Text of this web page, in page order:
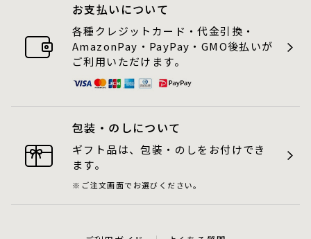
お支払いについて
各種クレジットカード・代金引換・
AmazonPay・PayPay・GMO後払いが
ご利用いただけます。
包装・のしについて
ギフト品は、包装・のしをお付けでき
ます。
ご注文画面でお選びください。